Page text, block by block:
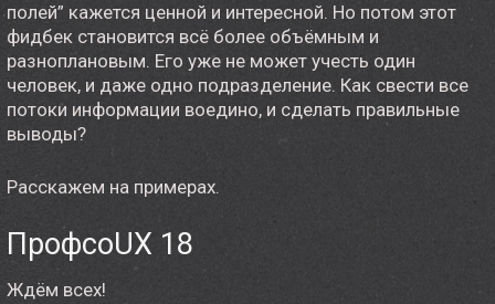
полей” кажется ценной и интересной. Но потом этот
фидбек становится всё более объёмным и
разноплановым. Его уже не может учесть один
человек, и даже одно подразделение. Как свести все
потоки информации воедино, и сделать правильные
выводы?
Расскажем на примерах.
ПрофсоUX 18
Ждём всех!